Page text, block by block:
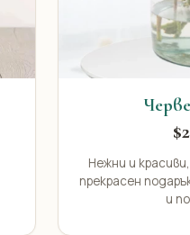
Нежни и
прекрасен
и